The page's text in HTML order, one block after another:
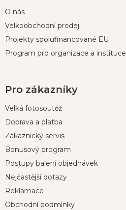
O nás
Velkoobchodní prodej
Projekty spolufinancované EU
Program pro organizace a instituce
Pro zákazníky
Velká fotosoutěž
Doprava a platba
Zákaznický servis
Bonusový program
Postupy balení objednávek
Nejčastější dotazy
Reklamace
Obchodní podmínky